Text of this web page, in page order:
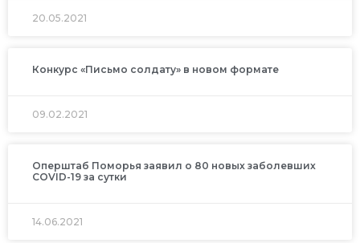
20.05.2021
Конкурс «Письмо солдату» в новом формате
09.02.2021
Оперштаб Поморья заявил о 80 новых заболевших
COVID-19 за сутки
14.06.2021